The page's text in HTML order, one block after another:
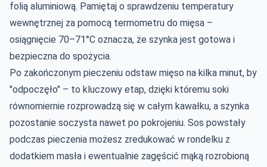
folią aluminiową. Pamiętaj o sprawdzeniu temperatury
wewnętrznej za pomocą termometru do mięsa –
osiągnięcie 70–71°C oznacza, że szynka jest gotowa i
bezpieczna do spożycia.
Po zakończonym pieczeniu odstaw mięso na kilka minut, by
"odpoczęło" – to kluczowy etap, dzięki któremu soki
równomiernie rozprowadzą się w całym kawałku, a szynka
pozostanie soczysta nawet po pokrojeniu. Sos powstały
podczas pieczenia możesz zredukować w rondelku z
dodatkiem masła i ewentualnie zagęścić mąką rozrobioną